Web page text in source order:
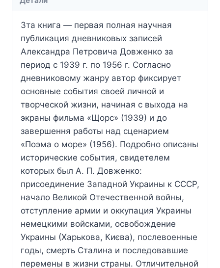
Зта книга — первая полная научная
публикация дневниковых записей
Александра Петровича Довженко за
период с 1939 г. по 1956 г. Согласно
дневниковому жанру автор фиксирует
основные события своей личной и
творческой жизни, начиная с выхода на
экраны фильма «Щорс» (1939) и до
завершення работы над сценарием
«Поэма о море» (1956). Подробно описаны
исторические события, свидетелем
которых был А. П. Довженко:
присоединение Западной Украины к СССР,
начало Великой Отечественной войны,
отступление армии и оккупация Украины
немецкими войсками, освобождение
Украины (Харькова, Києва), послевоенные
годы, смерть Сталина и последовавшие
перемены в жизни страны. Отличительной